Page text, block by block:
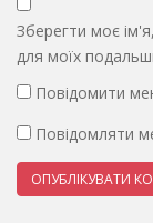
Зберегти моє
для моїх
Повідомити
Повідомляти